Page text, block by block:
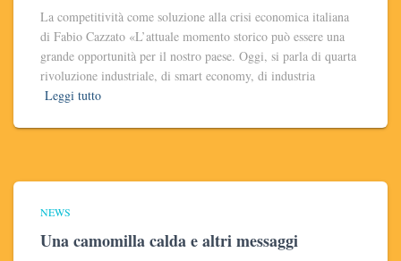
La competitività come soluzione alla crisi economica italiana
di Fabio Cazzato «L’attuale momento storico può essere una
grande opportunità per il nostro paese. Oggi, si parla di quarta
rivoluzione industriale, di smart economy, di industria
Leggi tutto
NEWS
Una camomilla calda e altri messaggi